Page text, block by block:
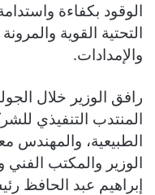
الوقود بكفاءة
التحتية القوية
والإمدادات.
رافق الوزير خلال
المنتدب التنفيذي
الطبيعية، والمهندس
الوزير والمكتب
إبراهيم عبد الحافظ